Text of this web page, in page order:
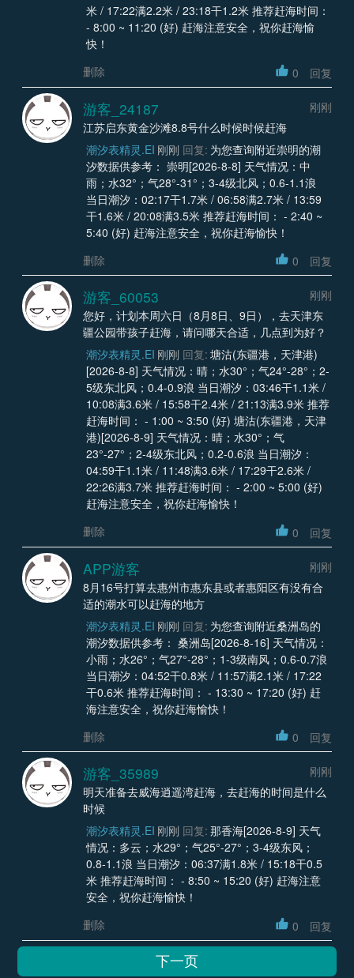
米 / 17:22满2.2米 / 23:18干1.2米 推荐赶海时间：
- 8:00 ~ 11:20 (好) 赶海注意安全，祝你赶海愉
快！
删除
0 回复
游客_24187
刚刚
江苏启东黄金沙滩8.8号什么时候时候赶海
潮汐表精灵.EI 刚刚 回复: 为您查询附近崇明的潮
汐数据供参考： 崇明[2026-8-8] 天气情况：中
雨；水32°；气28°-31°；3-4级北风；0.6-1.1浪
当日潮汐：02:17干1.7米 / 06:58满2.7米 / 13:59
干1.6米 / 20:08满3.5米 推荐赶海时间： - 2:40 ~
5:40 (好) 赶海注意安全，祝你赶海愉快！
删除
0 回复
游客_60053
刚刚
您好，计划本周六日（8月8日、9日），去天津东
疆公园带孩子赶海，请问哪天合适，几点到为好？
潮汐表精灵.EI 刚刚 回复: 塘沽(东疆港，天津港)
[2026-8-8] 天气情况：晴；水30°；气24°-28°；2-
5级东北风；0.4-0.9浪 当日潮汐：03:46干1.1米 /
10:08满3.6米 / 15:58干2.4米 / 21:13满3.9米 推荐
赶海时间： - 1:00 ~ 3:50 (好) 塘沽(东疆港，天津
港)[2026-8-9] 天气情况：晴；水30°；气
23°-27°；2-4级东北风；0.2-0.6浪 当日潮汐：
04:59干1.1米 / 11:48满3.6米 / 17:29干2.6米 /
22:26满3.7米 推荐赶海时间： - 2:00 ~ 5:00 (好)
赶海注意安全，祝你赶海愉快！
删除
0 回复
APP游客
刚刚
8月16号打算去惠州市惠东县或者惠阳区有没有合
适的潮水可以赶海的地方
潮汐表精灵.EI 刚刚 回复: 为您查询附近桑洲岛的
潮汐数据供参考： 桑洲岛[2026-8-16] 天气情况：
小雨；水26°；气27°-28°；1-3级南风；0.6-0.7浪
当日潮汐：04:52干0.8米 / 11:57满2.1米 / 17:22
干0.6米 推荐赶海时间： - 13:30 ~ 17:20 (好) 赶
海注意安全，祝你赶海愉快！
删除
0 回复
游客_35989
刚刚
明天准备去威海逍遥湾赶海，去赶海的时间是什么
时候
潮汐表精灵.EI 刚刚 回复: 那香海[2026-8-9] 天气
情况：多云；水29°；气25°-27°；3-4级东风；
0.8-1.1浪 当日潮汐：06:37满1.8米 / 15:18干0.5
米 推荐赶海时间： - 8:50 ~ 15:20 (好) 赶海注意
安全，祝你赶海愉快！
删除
0 回复